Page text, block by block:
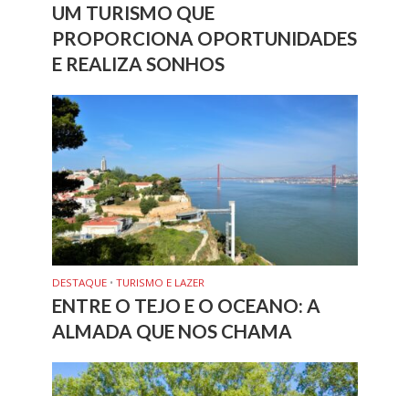
UM TURISMO QUE
PROPORCIONA OPORTUNIDADES
E REALIZA SONHOS
DESTAQUE • TURISMO E LAZER
ENTRE O TEJO E O OCEANO: A
ALMADA QUE NOS CHAMA